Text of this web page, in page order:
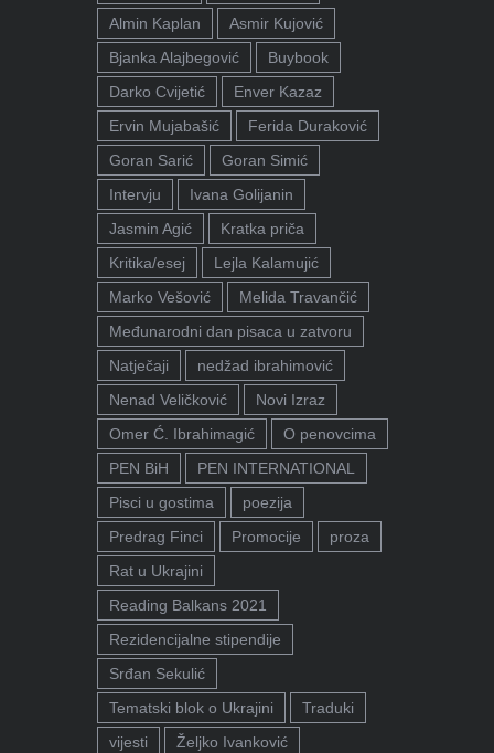
Almin Kaplan
Asmir Kujović
Bjanka Alajbegović
Buybook
Darko Cvijetić
Enver Kazaz
Ervin Mujabašić
Ferida Duraković
Goran Sarić
Goran Simić
Intervju
Ivana Golijanin
Jasmin Agić
Kratka priča
Kritika/esej
Lejla Kalamujić
Marko Vešović
Melida Travančić
Međunarodni dan pisaca u zatvoru
Natječaji
nedžad ibrahimović
Nenad Veličković
Novi Izraz
Omer Ć. Ibrahimagić
O penovcima
PEN BiH
PEN INTERNATIONAL
Pisci u gostima
poezija
Predrag Finci
Promocije
proza
Rat u Ukrajini
Reading Balkans 2021
Rezidencijalne stipendije
Srđan Sekulić
Tematski blok o Ukrajini
Traduki
vijesti
Željko Ivanković